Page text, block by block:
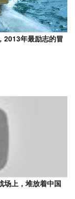
2013年最励志的冒
场上，堆放着中国